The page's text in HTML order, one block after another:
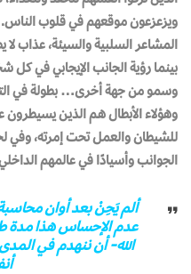
ويزعزعون موقعهم في قلوب
المشاعر السلبية والسيئة، عذاب
بينما رؤية الجانب الإيجابي في
وسمو من جهة أخرى… بطولة في
وهؤلاء الأبطال هـم الذيـن
للشيطان والعمل تحت إمرته، وفي
الجوانب وأسيادًا في عالمهم
ألم يَحِنْ بعد أوان
عدم الإحساس هذا مدة
الله- أن ننهدم في